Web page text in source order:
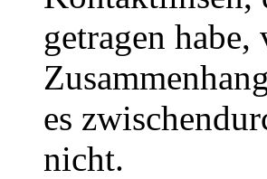
getragen
es
nicht.